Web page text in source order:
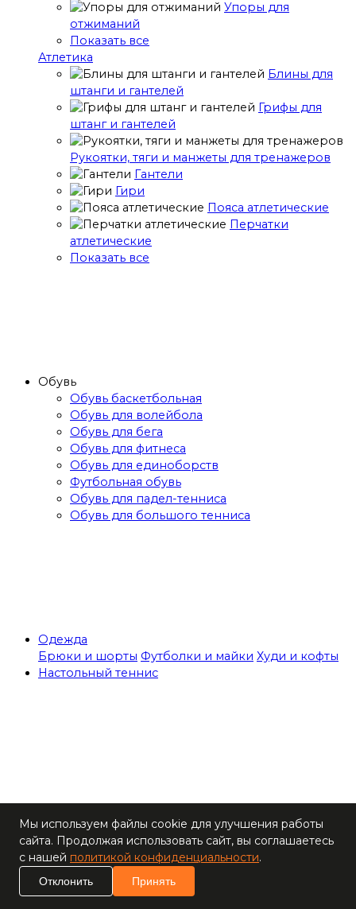
Упоры для
отжиманий
Показать все
Атлетика
Блины для
штанги и гантелей
Грифы для
штанг и гантелей
Рукоятки, тяги и манжеты для тренажеров
Гантели
Гири
Пояса атлетические
Перчатки
атлетические
Показать все
Обувь
Обувь баскетбольная
Обувь для волейбола
Обувь для бега
Обувь для фитнеса
Обувь для единоборств
Футбольная обувь
Обувь для падел-тенниса
Обувь для большого тенниса
Одежда
Брюки и шорты Футболки и майки Худи и кофты
Настольный теннис
Ракетки
Накладки для
ракеток
ракеток
Мы используем файлы cookie для улучшения работы
сайта. Продолжая использовать сайт, вы соглашаетесь
с нашей политикой конфиденциальности.
Отклонить Принять